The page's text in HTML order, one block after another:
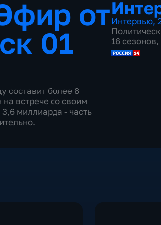
от
01
составит более 8
встрече со своим
миллиарда - часть
Интервью,
16